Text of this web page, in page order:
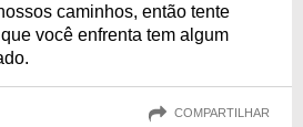
caminhos, então tente
você enfrenta tem algum
COMPARTILHAR